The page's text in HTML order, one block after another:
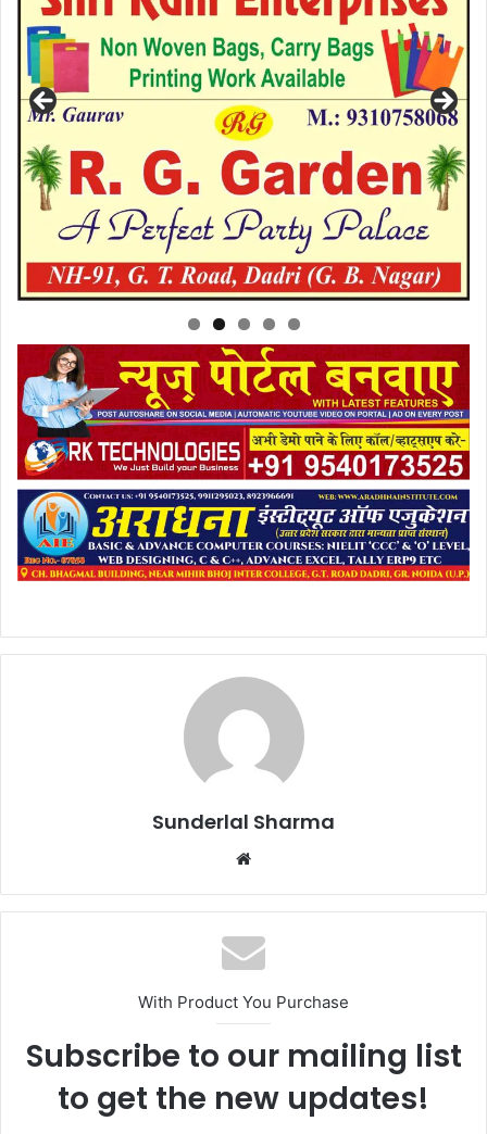
Sunderlal Sharma
Website
With Product You Purchase
Subscribe to our mailing list
to get the new updates!